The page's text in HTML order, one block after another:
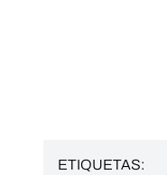
ETIQUETAS: